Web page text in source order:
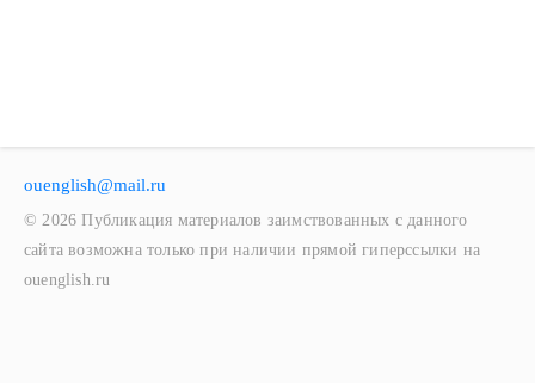
ouenglish@mail.ru
© 2026 Публикация материалов заимствованных с данного
сайта возможна только при наличии прямой гиперссылки на
ouenglish.ru